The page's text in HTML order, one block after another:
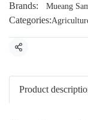
Brands: Mueang
Categories:
Share
Product